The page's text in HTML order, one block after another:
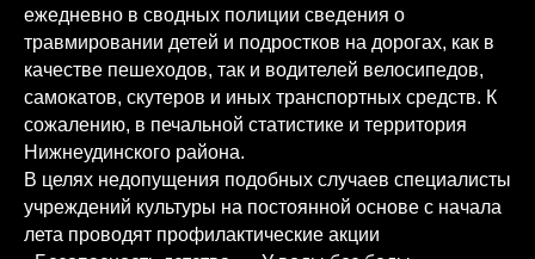
ежедневно в сводных полиции сведения о
травмировании детей и подростков на дорогах, как в
качестве пешеходов, так и водителей велосипедов,
самокатов, скутеров и иных транспортных средств. К
сожалению, в печальной статистике и территория
Нижнеудинского района.
В целях недопущения подобных случаев специалисты
учреждений культуры на постоянной основе с начала
лета проводят профилактические акции